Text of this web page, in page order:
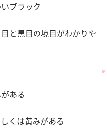
ブラック
と黒目の境目がわかりや
ある
くは黄みがある